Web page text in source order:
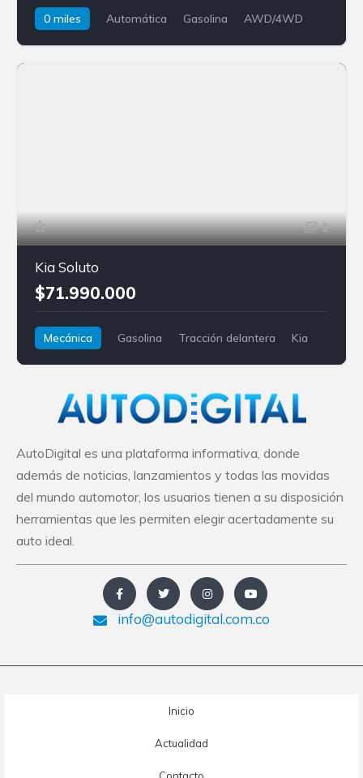
0 miles Automática Gasolina
AWD/4WD
1
Kia Soluto
$71.990.000
Mecánica Gasolina Tracción delantera
Kia
AutoDigital es una plataforma informativa, donde
además de noticias, lanzamientos y todas las movidas
del mundo automotor, los usuarios tienen a su disposición
herramientas que les permiten elegir acertadamente su
auto ideal.
info@autodigital.com.co
Inicio
Actualidad